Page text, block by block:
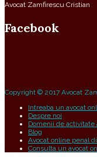
Avocat Zamfirescu Cristian
Facebook
Copyright © 2017 Avocat
Intreaba un avocat
Despre noi
Domenii de activitate
Blog
Avocat online penal
Consulta un avocat